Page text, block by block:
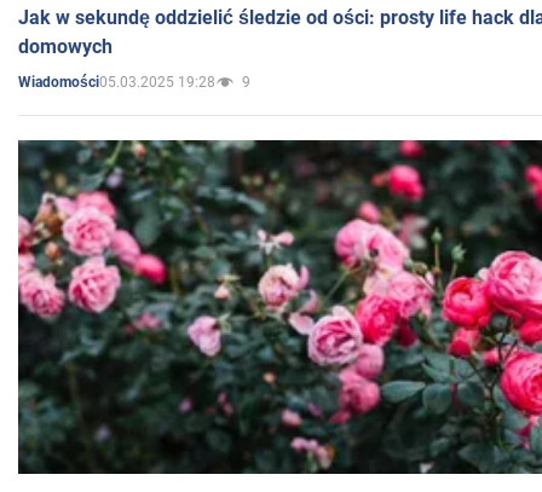
Jak w sekundę oddzielić śledzie od ości: prosty life hack
domowych
Wiadomości05.03.2025 19:28 9